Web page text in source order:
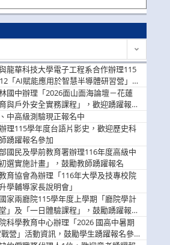
龍華科技大學電子工程系合作辦理115
「AI賦能應用於智慧半導體研習營」，
加
國中辦理「2026面山面海論壇－花蓮
與戶外安全實務課程」，歡迎踴躍報名
中高級測驗現正報名中
理115學年度台語片影史，歡迎歷史科
踴躍報名參加
國民及學前教育署辦理116年度高級中
選實施計畫」，鼓勵教師踴躍報名
育協會為辦理「116年大學及技專校院
學輔導家長說明會」
家兩廳院115學年度上學期「廳院學計
」及「一日體驗課程」，鼓勵踴躍報名
科學教育中心辦理「2026 國高中暑期
營」活動資訊，鼓勵學生踴躍報名參